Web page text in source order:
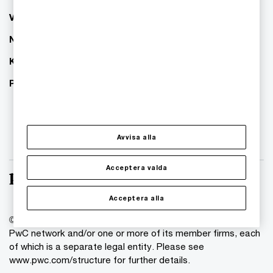
Våra kontor
Nyhetsbrev
Karriär
PwC:s hållbarhetsarbete
© 2018 - 2026 PwC. All rights reserved. PwC refers to the
PwC network and/or one or more of its member firms, each
of which is a separate legal entity. Please see
www.pwc.com/structure for further details.
Avvisa alla
Acceptera alla
Acceptera valda